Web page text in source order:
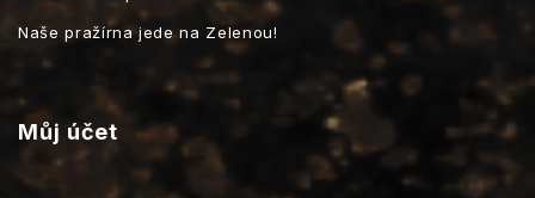
Naše pražírna jede na Zelenou!
Můj účet